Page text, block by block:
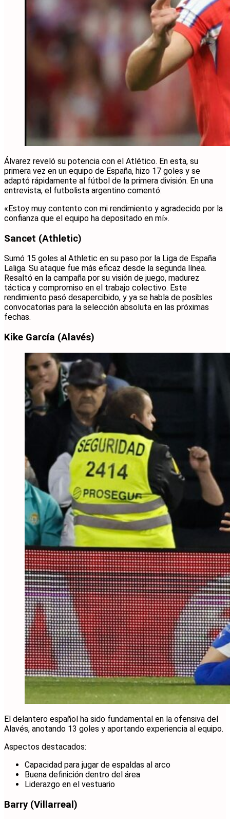
Álvarez reveló su potencia con el Atlético. En esta, su
primera vez en un equipo de España, hizo 17 goles y se
adaptó rápidamente al fútbol de la primera división. En una
entrevista, el futbolista argentino comentó:
«Estoy muy contento con mi rendimiento y agradecido por la
confianza que el equipo ha depositado en mí».
Sancet (Athletic)
Sumó 15 goles al Athletic en su paso por la Liga de España
Laliga. Su ataque fue más eficaz desde la segunda línea.
Resaltó en la campaña por su visión de juego, madurez
táctica y compromiso en el trabajo colectivo. Este
rendimiento pasó desapercibido, y ya se habla de posibles
convocatorias para la selección absoluta en las próximas
fechas.
Kike García (Alavés)
El delantero español ha sido fundamental en la ofensiva del
Alavés, anotando 13 goles y aportando experiencia al equipo.
Aspectos destacados:
Capacidad para jugar de espaldas al arco
Buena definición dentro del área
Liderazgo en el vestuario
Barry (Villarreal)